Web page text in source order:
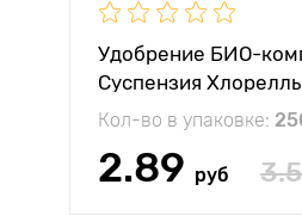
Удобрение БИО-
Суспензия
Кол-во в упаковке:
2.89 руб